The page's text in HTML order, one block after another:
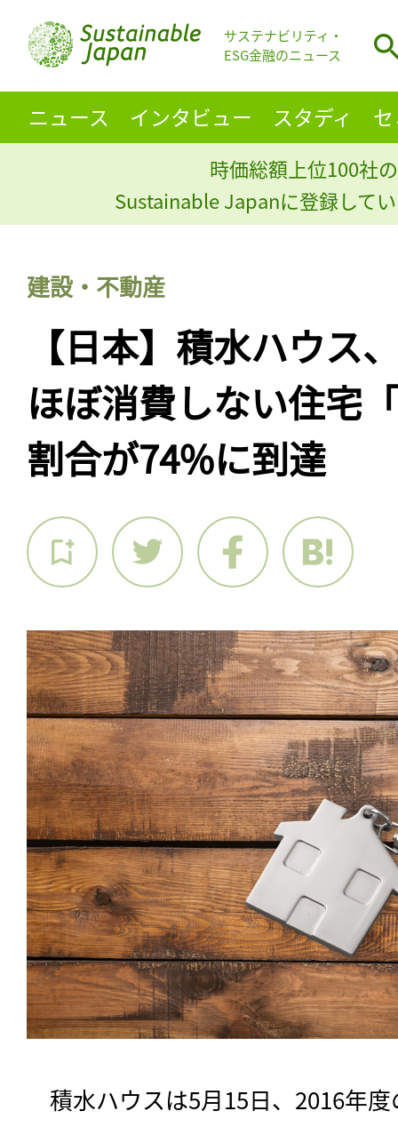
サステナビリティ・
ESG金融のニュース
ニュース インタビュー スタディ
時価総額上位100社
Sustainable Japanに登録して
建設・不動産
【日本】積水ハウス
ほぼ消費しない住宅
割合が74%に到達
積水ハウスは5月15日、2016年